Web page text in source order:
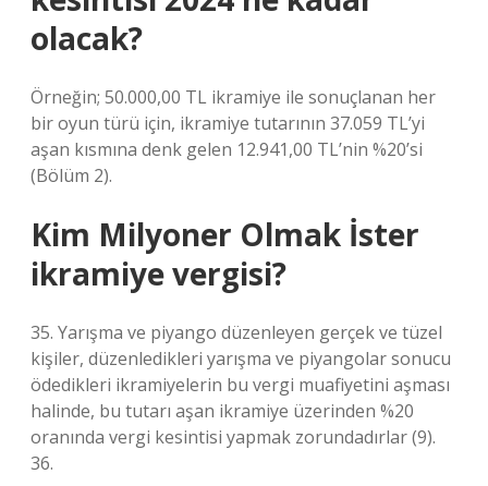
olacak?
Örneğin; 50.000,00 TL ikramiye ile sonuçlanan her
bir oyun türü için, ikramiye tutarının 37.059 TL’yi
aşan kısmına denk gelen 12.941,00 TL’nin %20’si
(Bölüm 2).
Kim Milyoner Olmak İster
ikramiye vergisi?
35. Yarışma ve piyango düzenleyen gerçek ve tüzel
kişiler, düzenledikleri yarışma ve piyangolar sonucu
ödedikleri ikramiyelerin bu vergi muafiyetini aşması
halinde, bu tutarı aşan ikramiye üzerinden %20
oranında vergi kesintisi yapmak zorundadırlar (9).
36.